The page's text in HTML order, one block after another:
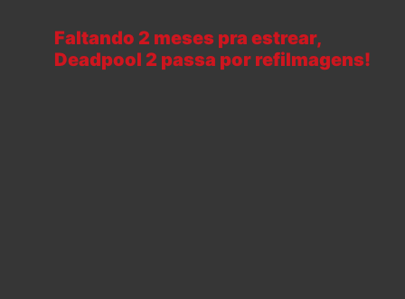
Faltando 2 meses pra estrear,
Deadpool 2 passa por refilmagens!